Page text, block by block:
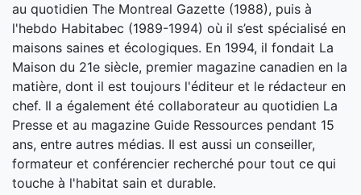
au quotidien The Montreal Gazette (1988), puis à
l'hebdo Habitabec (1989-1994) où il s’est spécialisé en
maisons saines et écologiques. En 1994, il fondait La
Maison du 21e siècle, premier magazine canadien en la
matière, dont il est toujours l'éditeur et le rédacteur en
chef. Il a également été collaborateur au quotidien La
Presse et au magazine Guide Ressources pendant 15
ans, entre autres médias. Il est aussi un conseiller,
formateur et conférencier recherché pour tout ce qui
touche à l'habitat sain et durable.